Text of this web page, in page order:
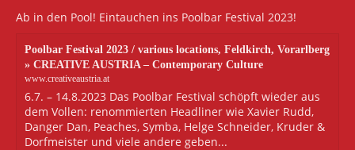
Ab in den Pool! Eintauchen ins Poolbar Festival 2023!
Poolbar Festival 2023 / various locations, Feldkirch, Vorarlberg
» CREATIVE AUSTRIA – Contemporary Culture
www.creativeaustria.at
6.7. – 14.8.2023 Das Poolbar Festival schöpft wieder aus
dem Vollen: renommierten Headliner wie Xavier Rudd,
Danger Dan, Peaches, Symba, Helge Schneider, Kruder &
Dorfmeister und viele andere geben...